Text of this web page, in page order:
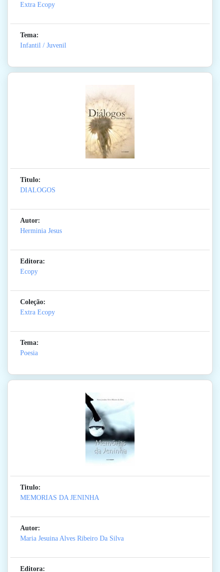
Extra Ecopy
Tema:
Infantil / Juvenil
Titulo:
DIALOGOS
Autor:
Herminia Jesus
Editora:
Ecopy
Coleção:
Extra Ecopy
Tema:
Poesia
Titulo:
MEMORIAS DA JENINHA
Autor:
Maria Jesuina Alves Ribeiro Da Silva
Editora: